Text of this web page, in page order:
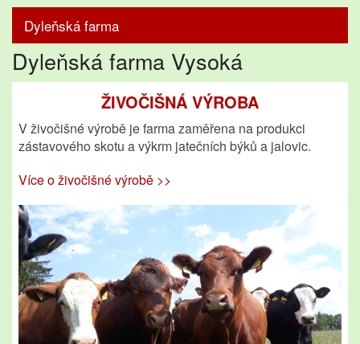
Dyleňská farma
Živočišná výroba
Rostlinná výroba
Služby
Tetřívek
Stavby
Vysoká
Kontakty
Dyleňská farma Vysoká
ŽIVOČIŠNÁ VÝROBA
V živočišné výrobě je farma zaměřena na produkci
zástavového skotu a výkrm jatečních býků a jalovic.
Více o živočišné výrobě >>